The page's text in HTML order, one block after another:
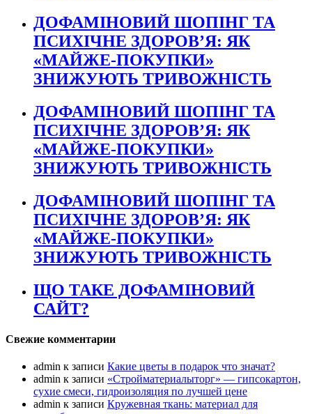
ДОФАМІНОВИЙ ШОПІНГ ТА
ПСИХІЧНЕ ЗДОРОВ’Я: ЯК
«МАЙЖЕ-ПОКУПКИ»
ЗНИЖУЮТЬ ТРИВОЖНІСТЬ
ДОФАМІНОВИЙ ШОПІНГ ТА
ПСИХІЧНЕ ЗДОРОВ’Я: ЯК
«МАЙЖЕ-ПОКУПКИ»
ЗНИЖУЮТЬ ТРИВОЖНІСТЬ
ДОФАМІНОВИЙ ШОПІНГ ТА
ПСИХІЧНЕ ЗДОРОВ’Я: ЯК
«МАЙЖЕ-ПОКУПКИ»
ЗНИЖУЮТЬ ТРИВОЖНІСТЬ
ЩО ТАКЕ ДОФАМІНОВИЙ
САЙТ?
Свежие комментарии
admin к записи Какие цветы в подарок что значат?
admin к записи «Стройматериалыторг» — гипсокартон,
сухие смеси, гидроизоляция по лучшей цене
admin к записи Кружевная ткань: материал для